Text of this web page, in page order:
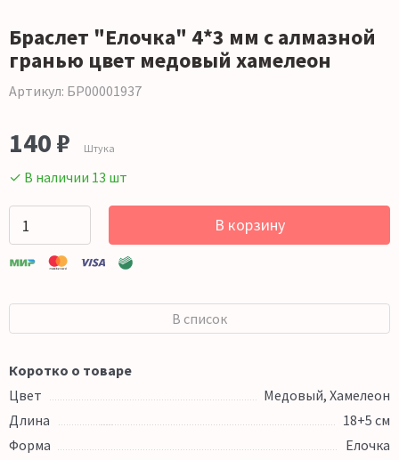
Браслет "Елочка" 4*3 мм с алмазной
гранью цвет медовый хамелеон
Артикул: БР00001937
140 ₽ Штука
✓ В наличии 13 шт
В корзину
В список
Коротко о товаре
Цвет
Медовый, Хамелеон
Длина
18+5 см
Форма
Елочка